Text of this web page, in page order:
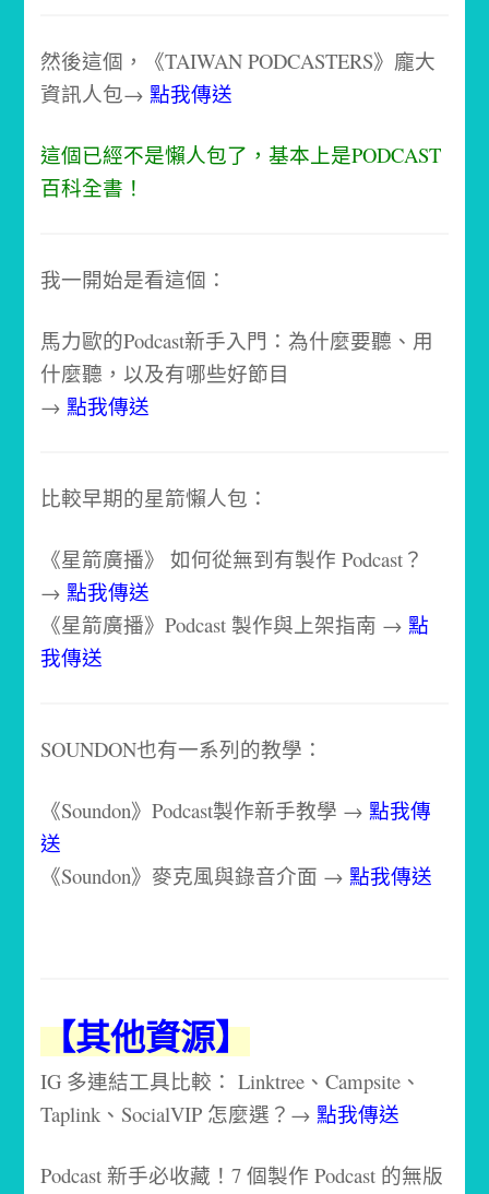
然後這個，《TAIWAN PODCASTERS》龐大
資訊人包→ 點我傳送
這個已經不是懶人包了，基本上是PODCAST
百科全書！
我一開始是看這個：
馬力歐的Podcast新手入門：為什麼要聽、用
什麼聽，以及有哪些好節目
→ 點我傳送
比較早期的星箭懶人包：
《星箭廣播》 如何從無到有製作 Podcast？
→ 點我傳送
《星箭廣播》Podcast 製作與上架指南 → 點
我傳送
SOUNDON也有一系列的教學：
《Soundon》Podcast製作新手教學 → 點我傳
送
《Soundon》麥克風與錄音介面 → 點我傳送
【其他資源】
IG 多連結工具比較： Linktree、Campsite、
Taplink、SocialVIP 怎麼選？→ 點我傳送
Podcast 新手必收藏！7 個製作 Podcast 的無版